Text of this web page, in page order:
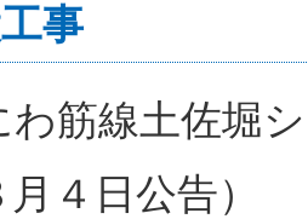
事
わ筋線土佐堀
４日公告）